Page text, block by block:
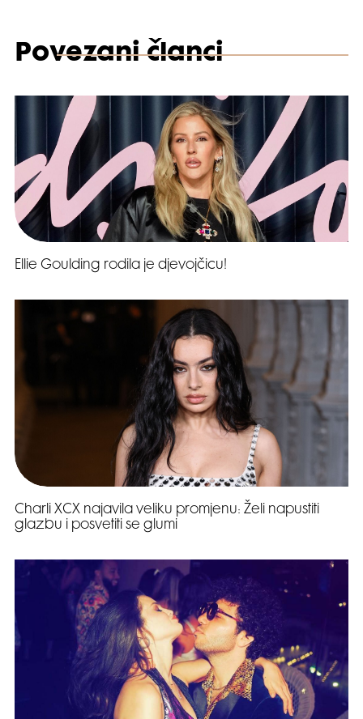
Povezani članci
Ellie Goulding rodila je djevojčicu!
Charli XCX najavila veliku promjenu: Želi napustiti
glazbu i posvetiti se glumi